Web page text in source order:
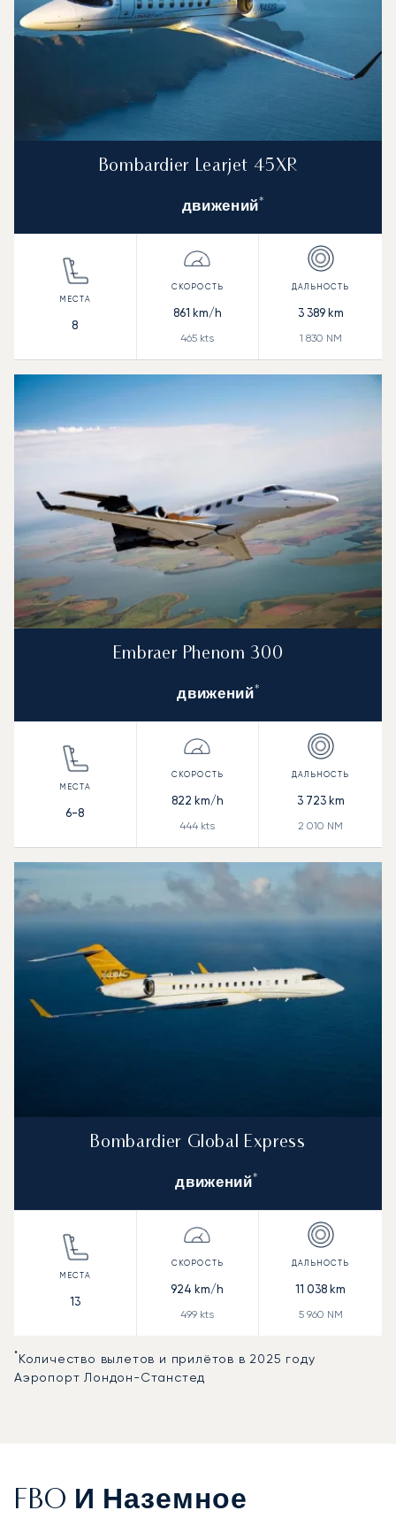
Bombardier Learjet 45XR
движений*
8
861 km/h
465 kts
3 389km
1 830 NM
Embraer Phenom 300
движений*
6-8
822 km/h
444 kts
3 723km
2 010 NM
Bombardier Global Express
движений *
13
924 km/h
499 kts
11 038 km
5 960 NM
*Количество вылетов и прилётов в 2025 году
Аэропорт Лондон-Станстед
FBO И Наземное